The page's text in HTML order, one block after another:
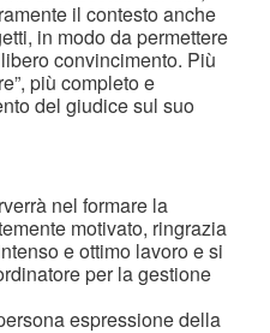
il contesto anche
in modo da permettere
convincimento. Più
più completo e
del giudice sul suo
nel formare la
motivato, ringrazia
e ottimo lavoro e si
per la gestione
espressione della